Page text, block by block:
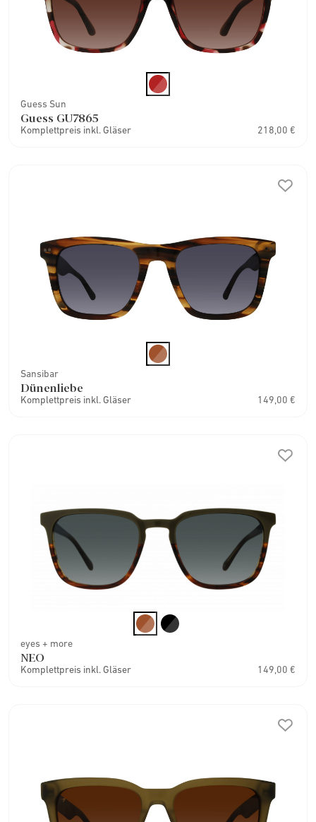
Guess Sun
Guess GU7865
Komplettpreis inkl. Gläser 218,00 €
Sansibar
Dünenliebe
Komplettpreis inkl. Gläser 149,00 €
eyes + more
NEO
Komplettpreis inkl. Gläser 149,00 €